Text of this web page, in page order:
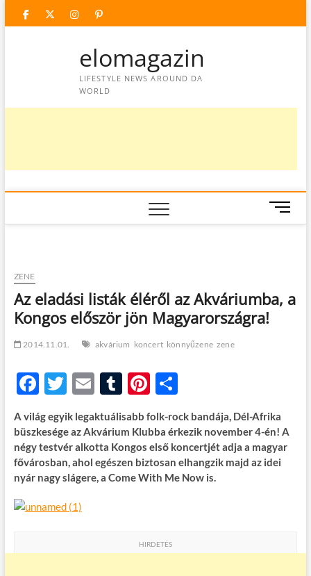
facebooktwitter
instagram
googleplus
pinterest
elomagazin
LIFESTYLE NEWS AROUND DA
WORLD
M
e
t
ZENE
Az eladási listák éléről az Akváriumba, a
Kongos először jön Magyarországra!
2014.11.01. akvárium koncert könnyűzene zene
F
ac
e
b
o
k
T
w
itt
er
E
m
ail
T
u
m
bl
r
Pi
nt
er
es
t
O
ss
za
m
e
A világ egyik legaktuálisabb folk-rock bandája, Dél-Afrika
büszkesége az Akvárium Klubba érkezik november 4-én! A
négy testvér alkotta Kongos első koncertjét adja a magyar
fővárosban, ahol egészen biztosan elhangzik majd az idei
nyár nagy slágere, a Come With Me Now is.
HIRDETÉS